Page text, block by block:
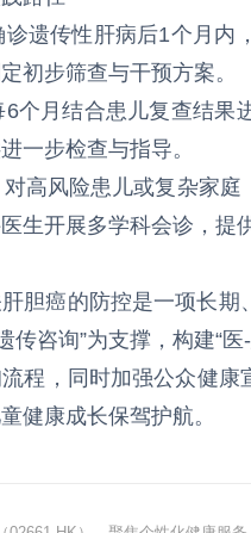
遗传性肝病后1个月内
初步筛查与干预方案。
个月结合患儿复查结果
一步检查与指导。
高风险患儿或复杂家
生开展多学科会诊，提
胆癌的防控是一项长期
传咨询”为支撑，构建“
程，同时加强公众健
健康成长保驾护航。